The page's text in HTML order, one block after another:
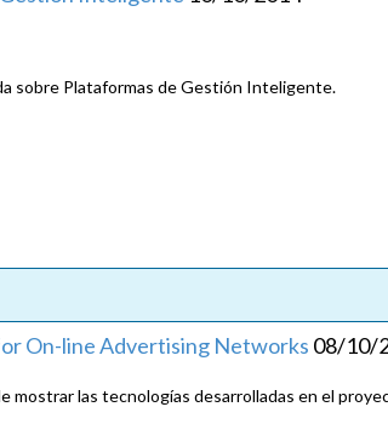
sobre Plataformas de Gestión Inteligente.
On-line Advertising Networks 08/10/
mostrar las tecnologías desarrolladas en el